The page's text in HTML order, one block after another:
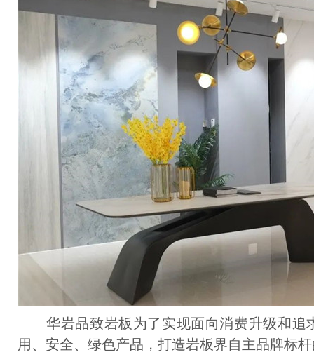
华岩品致岩板为了实现面向消费升级和追
用、安全、绿色产品，打造岩板界自主品牌标